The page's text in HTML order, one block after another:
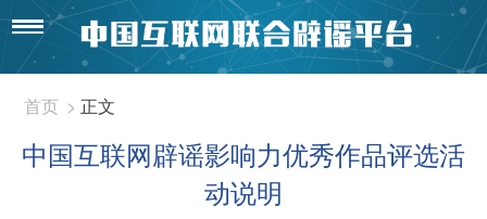
首页 > 正文
中国互联网辟谣影响力优秀作品评选活
动说明